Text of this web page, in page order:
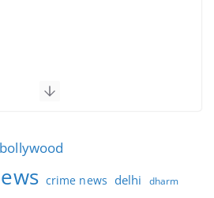
bollywood
crime news delhi dharm